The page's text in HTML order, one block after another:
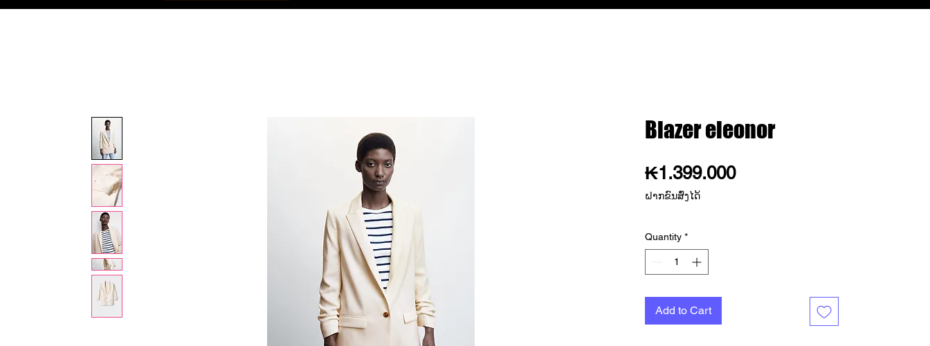
Blazer eleonor
₭1.399.000Price
ຝາກຂົນສົ່ງໄດ້
Quantity *
Add to Cart